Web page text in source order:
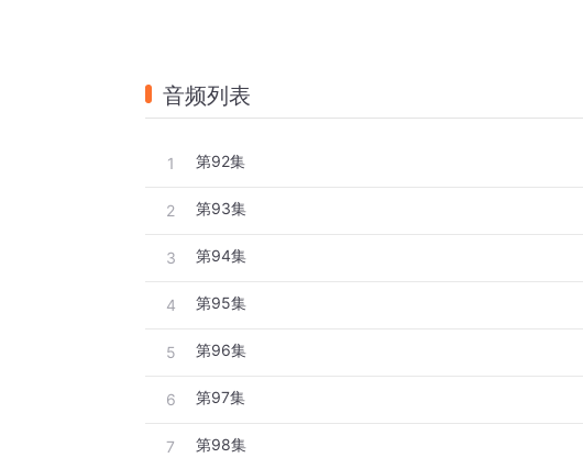
音频列表
1 第92集
2 第93集
3 第94集
4 第95集
5 第96集
6 第97集
7 第98集